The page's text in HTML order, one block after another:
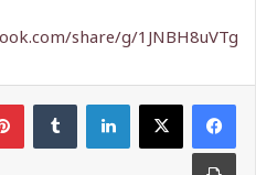
share/g/1JNBH8uVTg/
لينكدإن
طباعة